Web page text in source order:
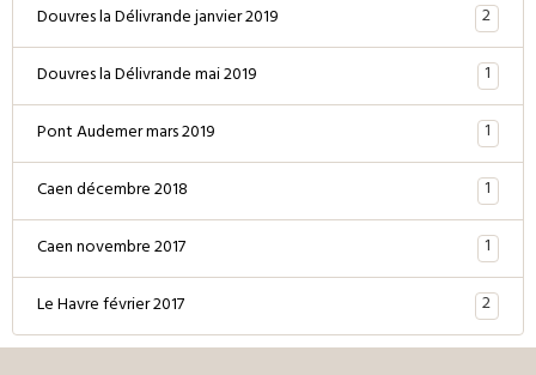
Douvres la Délivrande janvier 2019
2
Douvres la Délivrande mai 2019
1
Pont Audemer mars 2019
1
Caen décembre 2018
1
Caen novembre 2017
1
Le Havre février 2017
2